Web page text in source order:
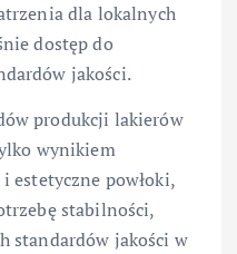
dla lokalnych
dostęp do
jakości.
produkcji lakierów
wynikiem
estetyczne powłoki,
stabilności,
standardów jakości w